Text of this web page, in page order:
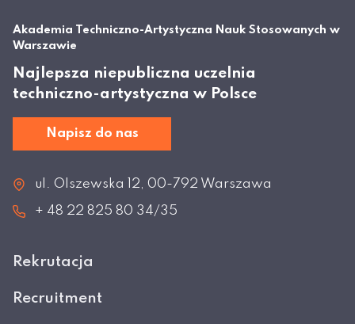
Akademia Techniczno-Artystyczna Nauk Stosowanych w
Warszawie
Najlepsza niepubliczna uczelnia
techniczno-artystyczna w Polsce
Napisz do nas
ul. Olszewska 12, 00-792 Warszawa
+ 48 22 825 80 34/35
Rekrutacja
Recruitment